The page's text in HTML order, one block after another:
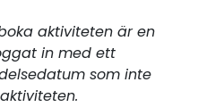
aktiviteten är en
in med ett
som inte